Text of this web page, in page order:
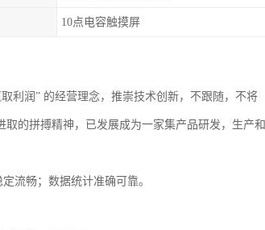
10点电容触摸屏
利润” 的经营理念，推崇技术创新，不跟随，不将
的拼搏精神，已发展成为一家集产品研发，生产和
流畅；数据统计准确可靠。